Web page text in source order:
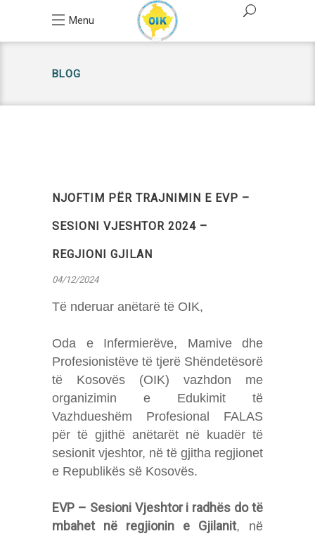
Menu
BLOG
NJOFTIM PËR TRAJNIMIN E EVP –
SESIONI VJESHTOR 2024 –
REGJIONI GJILAN
04/12/2024
Të nderuar anëtarë të OIK,
Oda e Infermierëve, Mamive dhe
Profesionistëve të tjerë Shëndetësorë
të Kosovës (OIK) vazhdon me
organizimin e Edukimit të
Vazhdueshëm Profesional FALAS
për të gjithë anëtarët në kuadër të
sesionit vjeshtor, në të gjitha regjionet
e Republikës së Kosovës.
EVP – Sesioni Vjeshtor i radhës do të
mbahet në regjionin e Gjilanit, në